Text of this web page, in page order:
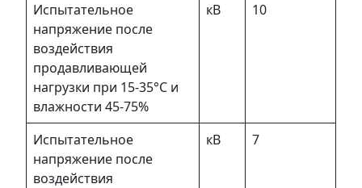
Испытательное
напряжение после
воздействия
продавливающей
нагрузки при 15-35°С и
влажности 45-75%
кВ 10
Испытательное
напряжение после
воздействия
кВ 7